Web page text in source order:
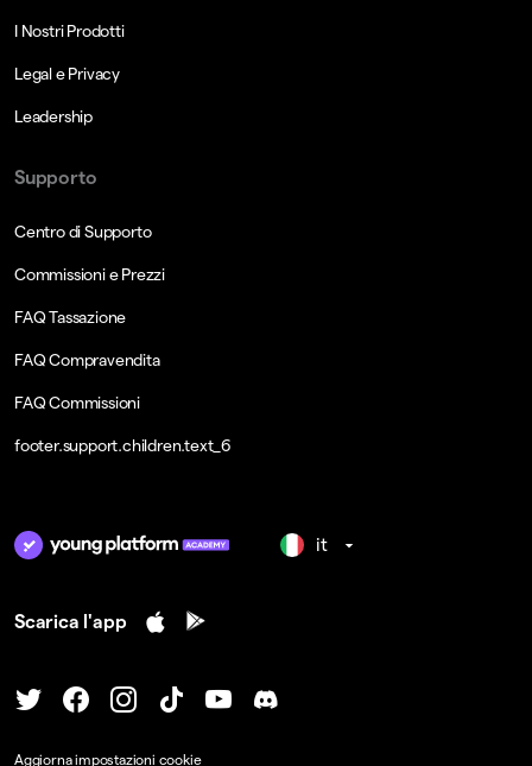
I Nostri Prodotti
Legal e Privacy
Leadership
Supporto
Centro di Supporto
Commissioni e Prezzi
FAQ Tassazione
FAQ Compravendita
FAQ Commissioni
footer.support.children.text_6
it
Scarica l'app
Aggiorna impostazioni cookie